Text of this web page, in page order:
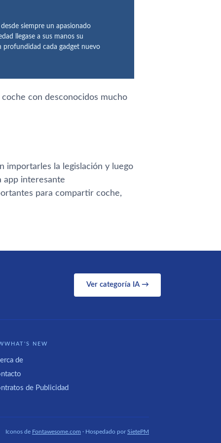
siempre un apasionado
llegase a sus manos su
profundidad cada gadget nuevo
con desconocidos mucho
importarles la legislación y luego
app interesante
para compartir coche,
Ver categoría IA →
NEW
de
de Publicidad
Iconos de Fontawesome.com · Hospedado porSietePM